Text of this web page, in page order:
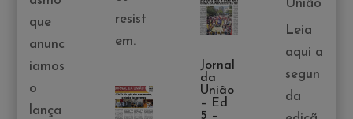
que
anunc
iamos
o
lança
resist
em.
Jornal
da
União
– Ed
5 –
União
Leia
aqui a
segun
da